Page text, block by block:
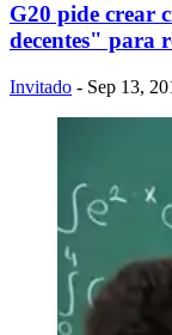
G20 pide crear
decentes" para
Invitado - Sep 13,